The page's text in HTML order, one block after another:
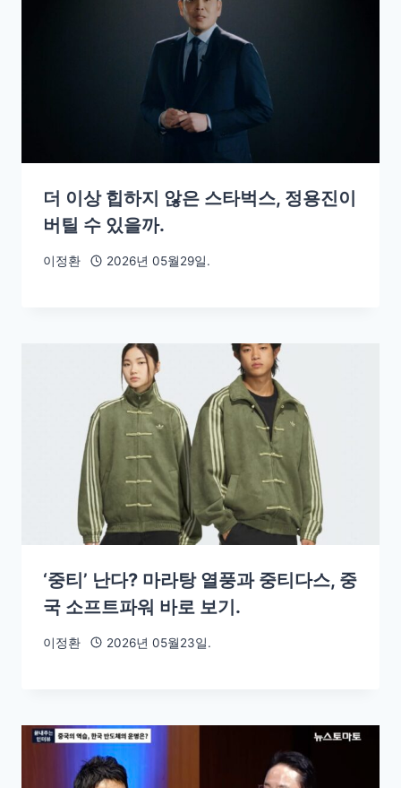
더 이상 힙하지 않은 스타벅스, 정용진이
버틸 수 있을까.
이정환 2026년 05월29일.
‘중티’ 난다? 마라탕 열풍과 중티다스, 중
국 소프트파워 바로 보기.
이정환 2026년 05월23일.